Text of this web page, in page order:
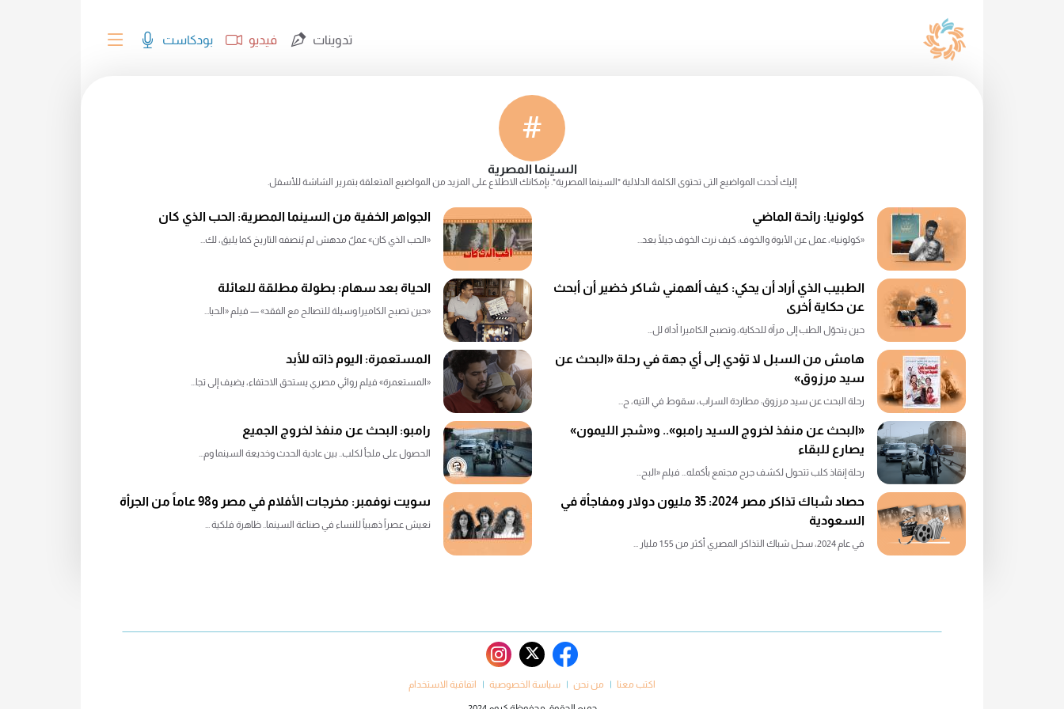
بودكاست فيديو تدوينات
#
السينما المصرية
إليك أحدث المواضيع التى تحتوى الكلمة الدلالية "السينما المصرية". بإمكانك الاطلاع على المزيد من المواضيع المتعلقة بتمرير الشاشة للأسفل.
كولونيا: رائحة الماضي
«كولونيا»، عمل عن الأبوة والخوف: كيف نرث الخوف جيلًا بعد...
الجواهر الخفية من السينما المصرية: الحب الذي كان
«الحب الذي كان» عملٌ مدهش لم يُنصفه التاريخ كما يليق، لك...
الطبيب الذي أراد أن يحكي: كيف ألهمني شاكر خضير أن أبحث
عن حكاية أخرى
حين يتحوّل الطب إلى مرآة للحكاية، وتصبح الكاميرا أداة لل...
الحياة بعد سهام: بطولة مطلقة للعائلة
«حين تصبح الكاميرا وسيلة للتصالح مع الفقد» — فيلم «الحيا...
هامش من السبل لا تؤدي إلى أي جهة في رحلة «البحث عن
سيد مرزوق»
رحلة البحث عن سيد مرزوق: مطاردة السراب، سقوط في التيه، ح...
المستعمرة: اليوم ذاته للأبد
«المستعمرة» فيلم روائي مصري يستحق الاحتفاء، يضيف إلى تجا...
«البحث عن منفذ لخروج السيد رامبو».. و«شجر الليمون»
يصارع للبقاء
رحلة إنقاذ كلب تتحول لكشف جرح مجتمع بأكمله... فيلم «البح...
رامبو: البحث عن منفذ لخروج الجميع
الحصول على ملجأ لكلب.. بين عادية الحدث وخديعة السينما وم...
حصاد شباك تذاكر مصر 2024: 35 مليون دولار ومفاجأة في
السعودية
في عام 2024، سجل شباك التذاكر المصري أكثر من 1.55 مليار ...
سويت نوفمبر: مخرجات الأفلام في مصر و98 عاماً من الجرأة
نعيش عصراً ذهبياً للنساء في صناعة السينما.. ظاهرة فلكية ...
اكتب معنا من نحن سياسة الخصوصية اتفاقية الاستخدام